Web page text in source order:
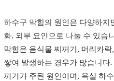
하수구 막힘의 원인은 다양하지
화, 외부 요인으로 나눌 수 있습
막힘은 음식물 찌꺼기, 머리카
쌓여 발생하는 경우가 많습니다
꺼기가 주된 원인이며, 욕실 하